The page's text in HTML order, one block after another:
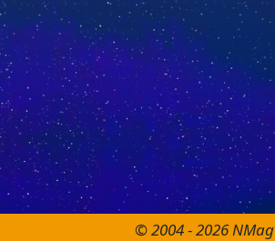
© 2004 - 2026 NMag